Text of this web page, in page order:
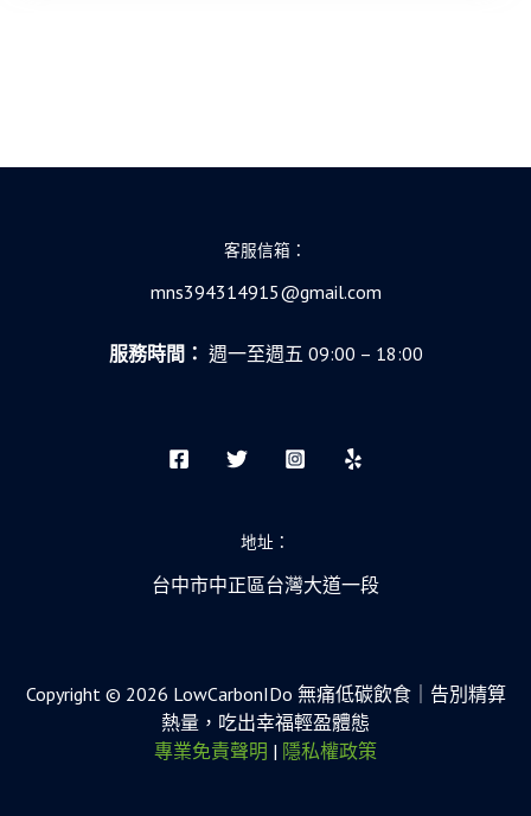
客服信箱：
mns394314915@gmail.com
服務時間： 週一至週五 09:00 – 18:00
地址：
台中市中正區台灣大道一段
Copyright © 2026 LowCarbonIDo 無痛低碳飲食｜告別精算
熱量，吃出幸福輕盈體態
專業免責聲明 | 隱私權政策